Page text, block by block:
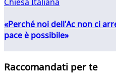
«Perché noi dell'Ac non ci
pace è possibile»
Raccomandati per te